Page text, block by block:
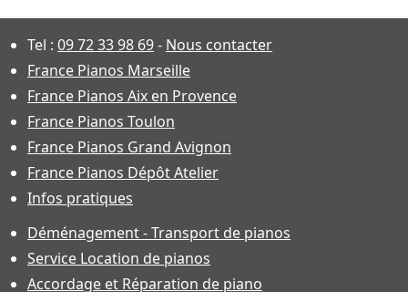
Tel : 09 72 33 98 69- Nous contacter
France Pianos Marseille
France Pianos Aix en Provence
France Pianos Toulon
France Pianos Grand Avignon
France Pianos Dépôt Atelier
Infos pratiques
Déménagement - Transport de pianos
Service Location de pianos
Accordage et Réparation de piano